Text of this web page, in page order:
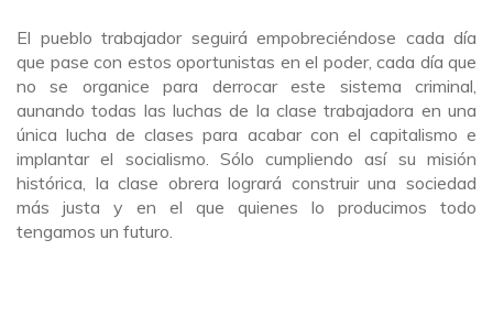
El pueblo trabajador seguirá empobreciéndose cada día
que pase con estos oportunistas en el poder, cada día que
no se organice para derrocar este sistema criminal,
aunando todas las luchas de la clase trabajadora en una
única lucha de clases para acabar con el capitalismo e
implantar el socialismo. Sólo cumpliendo así su misión
histórica, la clase obrera logrará construir una sociedad
más justa y en el que quienes lo producimos todo
tengamos un futuro.